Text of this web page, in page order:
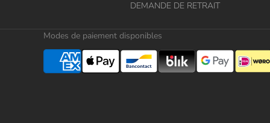
DEMANDE DE RETRAIT
Modes de paiement disponibles